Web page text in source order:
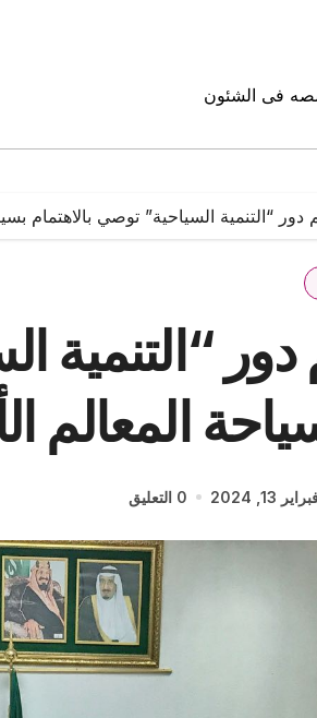
فى الشئون
“التنمية السياحية” توصي بالاهتمام
“التنمية
المعالم
13, 2024 0 التعليق